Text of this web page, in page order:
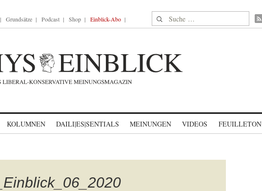
Grundsätze Podcast Shop Einblick-Abo Suche nach:
KOLUMNEN DAILI|ES|SENTIALS MEINUNGEN VIDEOS FEUILLETON